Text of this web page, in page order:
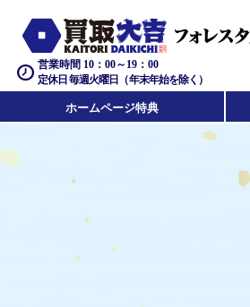
営業時間 10：00～19：00
定休日 毎週火曜日（年末年始を除く）
ホームページ特典